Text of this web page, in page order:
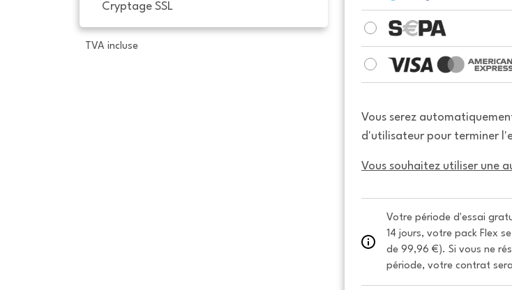
Cryptage SSL
TVA incluse
Vous serez
d'utilisateur pour terminer
Vous souhaitez utiliser une
Votre période d'essai
14 jours, votre pack Flex
de 99,96 €). Si vous ne
période, votre contrat